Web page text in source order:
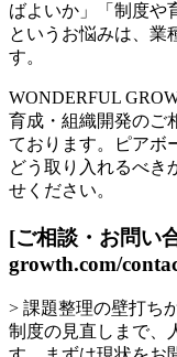
ばよいか」「制度や
というお悩みは、業
す。
WONDERFUL
育成・組織開発のご
ております。ピアボ
どう取り入れるべき
せください。
[ご相談・お問い
growth.com/
> 課題整理の壁打ち
制度の見直しまで、